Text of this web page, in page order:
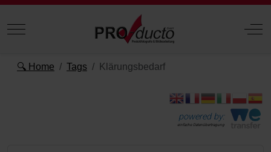
Mobile Menu Toggle Off-
🔍 Home Tags Klärungsbedarf
powered by:
einfache Datenübertragung